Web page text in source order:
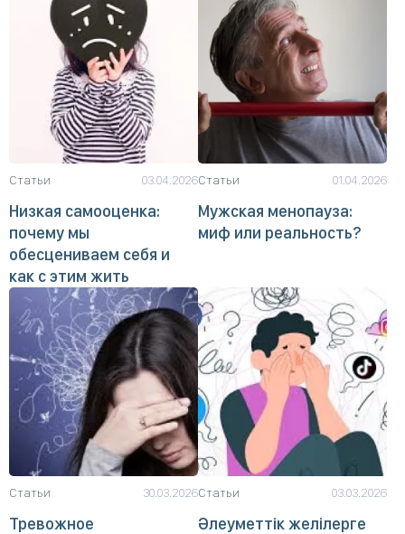
Статьи 03.04.2026
Низкая самооценка:
почему мы
обесцениваем себя и
как с этим жить
Статьи 01.04.2026
Мужская менопауза:
миф или реальность?
Статьи 30.03.2026
Тревожное
Статьи 03.03.2026
Әлеуметтік желілерге